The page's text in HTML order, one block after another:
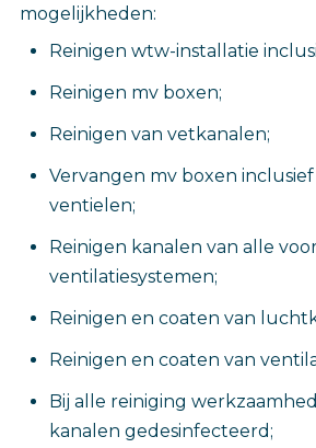
mogelijkheden:
Reinigen wtw-installatie
Reinigen mv boxen;
Reinigen van vetkanalen;
Vervangen mv boxen
ventielen;
Reinigen kanalen van alle
ventilatiesystemen;
Reinigen en coaten van
Reinigen en coaten van
Bij alle reiniging
kanalen gedesinfecteerd;